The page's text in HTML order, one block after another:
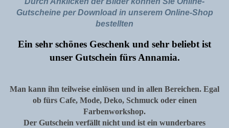
Gutscheine per Download in unserem Online-Shop
bestellten
Ein sehr schönes Geschenk und sehr beliebt ist
unser Gutschein fürs Annamia.
Man kann ihn teilweise einlösen und in allen Bereichen. Egal
ob fürs Cafe, Mode, Deko, Schmuck oder einen
Farbenworkshop.
Der Gutschein verfällt nicht und ist ein wunderbares